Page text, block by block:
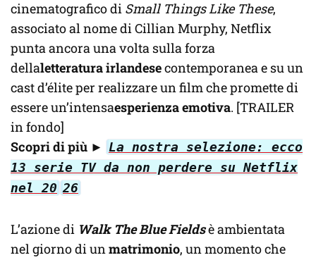
cinematografico di Small Things Like These,
associato al nome di Cillian Murphy, Netflix
punta ancora una volta sulla forza
dellaletteratura irlandesecontemporanea e su un
cast d’élite per realizzare un film che promette di
essere un’intensaesperienza emotiva. [TRAILER
in fondo]
Scopri di più ►
La nostra selezione: ecco
13 serie TV da non perdere su Netflix
nel 20 26
L’azione di Walk The Blue Fieldsè ambientata
nel giorno di unmatrimonio, un momento che